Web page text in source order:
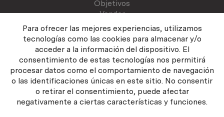
Para ofrecer las mejores experiencias, utilizamos
tecnologías como las cookies para almacenar y/o
acceder a la información del dispositivo. El
consentimiento de estas tecnologías nos permitirá
procesar datos como el comportamiento de navegación
o las identificaciones únicas en este sitio. No consentir
o retirar el consentimiento, puede afectar
negativamente a ciertas características y funciones.
Objetivos
Vender
Atención al cliente
Contactar
Manual del vendedor